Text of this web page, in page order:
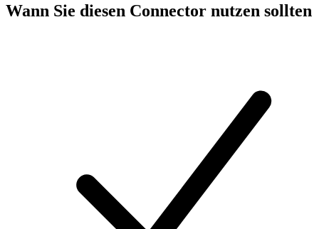
Wann Sie diesen Connector nutzen sollten